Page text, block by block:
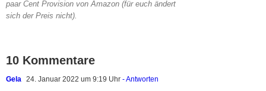
paar Cent Provision von Amazon (für euch ändert
sich der Preis nicht).
10 Kommentare
Gela 24. Januar 2022 um 9:19 Uhr - Antworten